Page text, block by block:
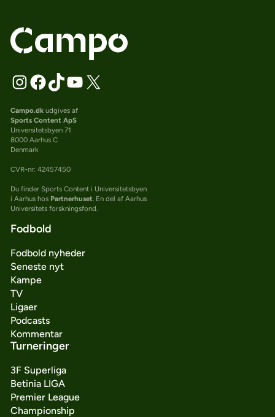
Campo.dkudgives af
Sports Content ApS
Universitetsbyen 71
8000 Aarhus C
Denmark
CVR-nr: 42457450
Du finder Sports Content i Universitetsbyen
i Aarhus hos Partnerhuset. En del af Aarhus
Universitets forskningsfond.
Fodbold
Fodbold nyheder
Seneste nyt
Kampe
TV
Ligaer
Podcasts
Kommentar
Turneringer
3F Superliga
Betinia LIGA
Premier League
Championship